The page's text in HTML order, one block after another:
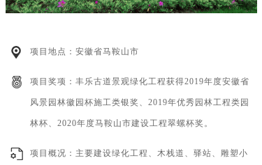
项目地点：安徽省马鞍山市
项目奖项：丰乐古道景观绿化工程获得2019年度安徽省
风景园林徽园杯施工类银奖、2019年优秀园林工程类园
林杯、2020年度马鞍山市建设工程翠螺杯奖。
项目概况：主要建设绿化工程、木栈道、驿站、雕塑小